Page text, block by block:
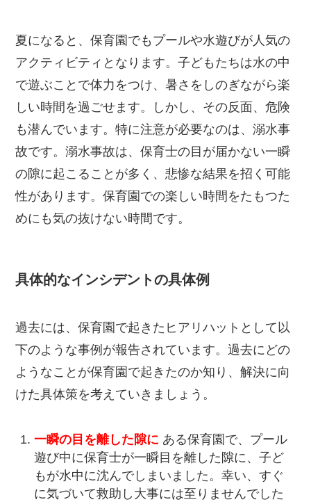
夏になると、保育園でもプールや水遊びが人気の
アクティビティとなります。子どもたちは水の中
で遊ぶことで体力をつけ、暑さをしのぎながら楽
しい時間を過ごせます。しかし、その反面、危険
も潜んでいます。特に注意が必要なのは、溺水事
故です。溺水事故は、保育士の目が届かない一瞬
の隙に起こることが多く、悲惨な結果を招く可能
性があります。保育園での楽しい時間をたもつた
めにも気の抜けない時間です。
具体的なインシデントの具体例
過去には、保育園で起きたヒアリハットとして以
下のような事例が報告されています。過去にどの
ようなことが保育園で起きたのか知り、解決に向
けた具体策を考えていきましょう。
一瞬の目を離した隙に ある保育園で、プール
遊び中に保育士が一瞬目を離した隙に、子ど
もが水中に沈んでしまいました。幸い、すぐ
に気づいて救助し大事には至りませんでした